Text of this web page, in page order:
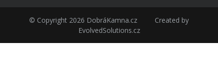
© Copyright 2026 DobráKamna.cz
Created by
EvolvedSolutions.cz